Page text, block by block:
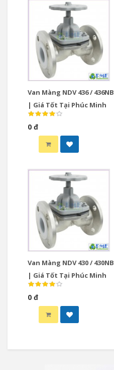
Van Màng NDV 436 / 436NB
| Giá Tốt Tại Phúc Minh
0 đ
Van Màng NDV 430 / 430NB
| Giá Tốt Tại Phúc Minh
0 đ